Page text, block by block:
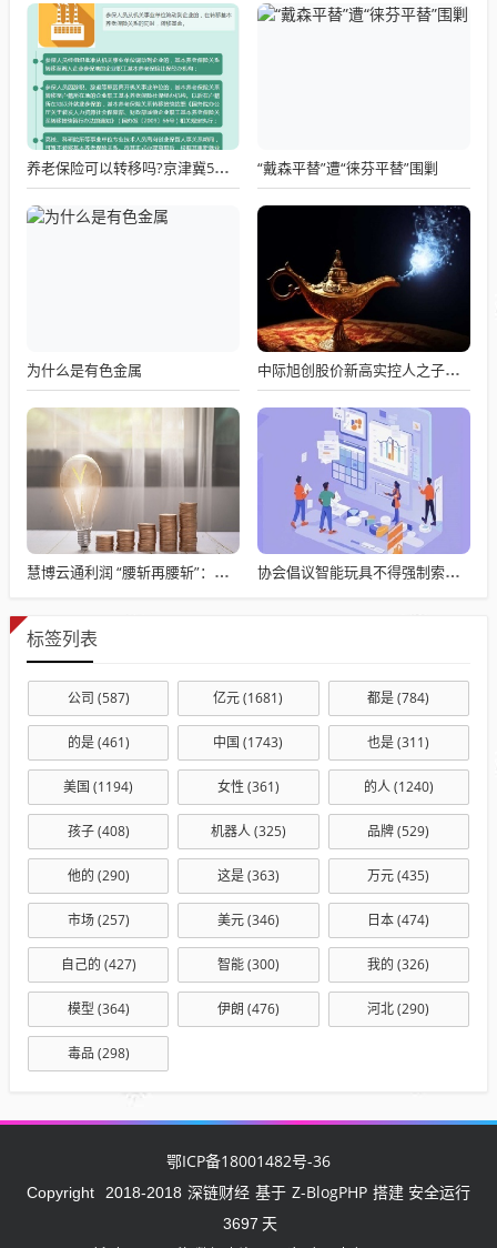
养老保险可以转移吗?京津冀5日办结,全国转移攻略发布 “戴森平替”遭“徕芬平替”围剿
为什么是有色金属 中际旭创股价新高实控人之子套现2亿
慧博云通利润 “腰斩再腰斩”：营收 10 亿增 33%，职工薪酬 7.46 亿占营收 7 成，现金流 - 1.18 亿 协会倡议智能玩具不得强制索取个人信息
标签列表
公司 (587) 亿元(1681) 都是(784)
的是(461) 中国 (1743) 也是(311)
美国 (1194) 女性 (361) 的人(1240)
孩子(408) 机器人(325) 品牌(529)
他的 (290) 这是(363) 万元(435)
市场(257) 美元(346) 日本(474)
自己的 (427) 智能(300) 我的 (326)
模型 (364) 伊朗 (476) 河北(290)
毒品 (298)
鄂ICP备18001482号-36
Copyright 2018-2018 深链财经 基于 Z-BlogPHP 搭建 安全运行
3697 天